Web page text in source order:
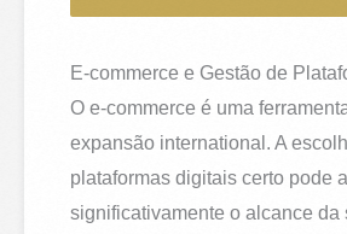
E-commerce e Gestão de
O e-commerce é uma
expansão international. A
plataformas digitais certo pode
significativamente o alcance da